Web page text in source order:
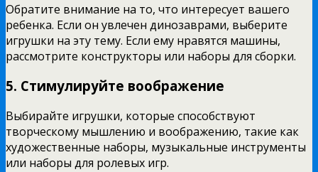
Обратите внимание на то, что интересует вашего
ребенка. Если он увлечен динозаврами, выберите
игрушки на эту тему. Если ему нравятся машины,
рассмотрите конструкторы или наборы для сборки.
5. Стимулируйте воображение
Выбирайте игрушки, которые способствуют
творческому мышлению и воображению, такие как
художественные наборы, музыкальные инструменты
или наборы для ролевых игр.